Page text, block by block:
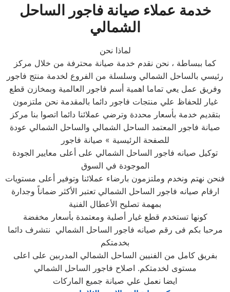
خدمة عملاء صيانة فاجور الساحل
الشمالي
لماذا نحن
كما ببساطة ، نحن نقدم خدمة صيانة محترفة من خلال مركز
رئيسي بالساحل الشمالي وسلسلة من الفروع لخدمة منتج فاجور
وفريق عمل يعي تماما اهمية أسم فاجور العالمية وبمخازن قطع
غيار للحفاظ علي منتجات فاجور دائما بالمقدمة نحن ملتزمون
بتقديم خدمة بأسعار محددة وترضي عملائنا دائما اتصوا بنا مركز
صيانة فاجور المعتمد الساحل الشمالي والساحل الشمالي عودة
للصفحة الرئيسية » صيانة فاجور
توكيل صيانه فاجور الساحل الشمالي على أعلى معايير الجودة
الموجودة في السوق
فنحن نهتم ونخدم وملتزمون بارضاء عملائنا وتوفير أعلى مستويات
ارقام صيانه فاجور الساحل الشمالي تعتبر الأكثر ضماناً وجدارة
بمهمة تصليح الأعطال الفنية
كونها تستخدم قطع غيار أصلية ومعتمدة بأسعار مخفضة
مرحبا بكم فى رقم صيانه فاجور الساحل الشمالي نتشرف دائما
بخدمتكم
بفريق كامل من الفنيين الساحل الشمالي المدربين على اعلى
مستوى لخدمتكم. اصلاح فاجور الساحل الشمالي
ايضا نعمل علي صيانة جميع الماركات